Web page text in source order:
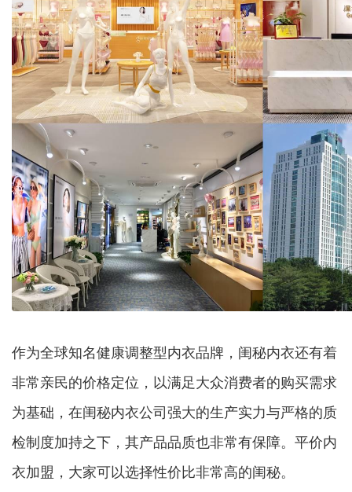
作为全球知名健康调整型内衣品牌，闺秘内衣还有着
非常亲民的价格定位，以满足大众消费者的购买需求
为基础，在闺秘内衣公司强大的生产实力与严格的质
检制度加持之下，其产品品质也非常有保障。平价内
衣加盟，大家可以选择性价比非常高的闺秘。